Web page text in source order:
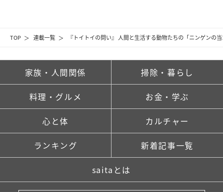
TOP 連載一覧 『トイトイの問い』 人間と生活する動物たちの「ニンゲンの
家族・人間関係 掃除・暮らし
料理・グルメ お金・学ぶ
心と体 カルチャー
ランキング 新着記事一覧
saitaとは